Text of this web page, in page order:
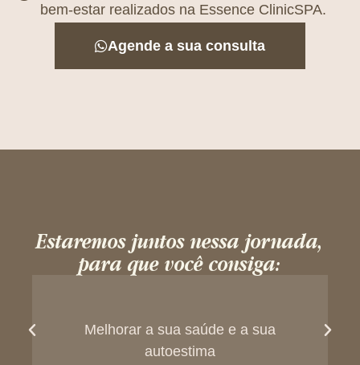
bem-estar realizados na Essence ClinicSPA.
Agende a sua consulta
Estaremos juntos nessa jornada,
para que você consiga:
Melhorar a sua saúde e a sua
autoestima